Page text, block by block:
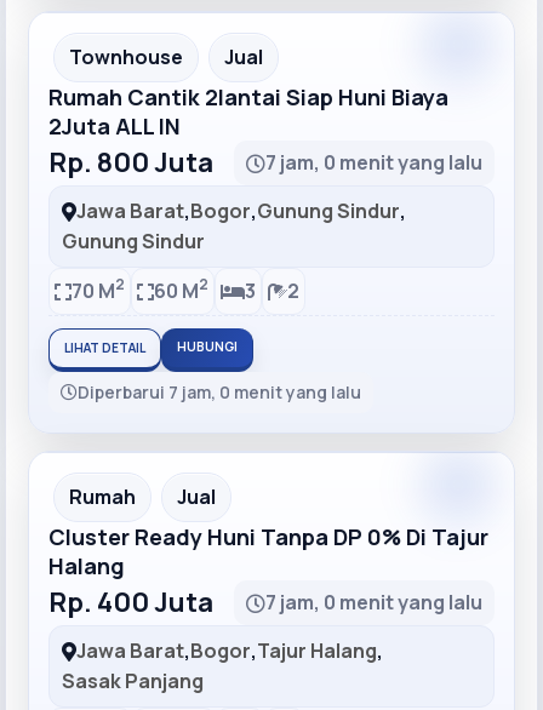
Recommended
Townhouse Jual
Rumah Cantik 2lantai Siap Huni Biaya
2Juta ALL IN
Rp. 800 Juta
7 jam, 0 menit yang lalu
Jawa Barat,Bogor,Gunung Sindur,
Gunung Sindur
70 M2 60 M2 3 2
LIHAT DETAIL HUBUNGI
Diperbarui 7 jam, 0 menit yang lalu
Recommended
Rumah Jual
Cluster Ready Huni Tanpa DP 0% Di Tajur
Halang
Rp. 400 Juta
7 jam, 0 menit yang lalu
Jawa Barat,Bogor,Tajur Halang,
Sasak Panjang